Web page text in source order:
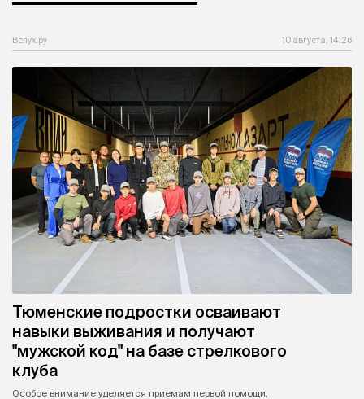
Вслух.ру 10 августа, 14:26
Тюменские подростки осваивают
навыки выживания и получают
"мужской код" на базе стрелкового
клуба
Особое внимание уделяется приемам первой помощи,